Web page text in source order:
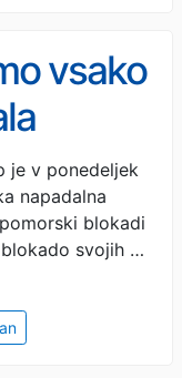
vsako
je v ponedeljek
napadalna
blokadi
svojih …